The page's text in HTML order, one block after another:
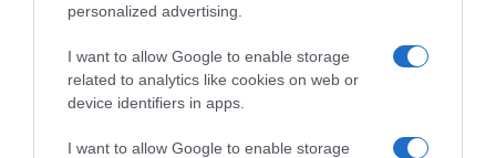
personalized advertising.
I want to allow Google to enable storage
related to analytics like cookies on web or
device identifiers in apps.
I want to allow Google to enable storage